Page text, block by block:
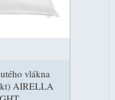
vlákna
AIRELLA